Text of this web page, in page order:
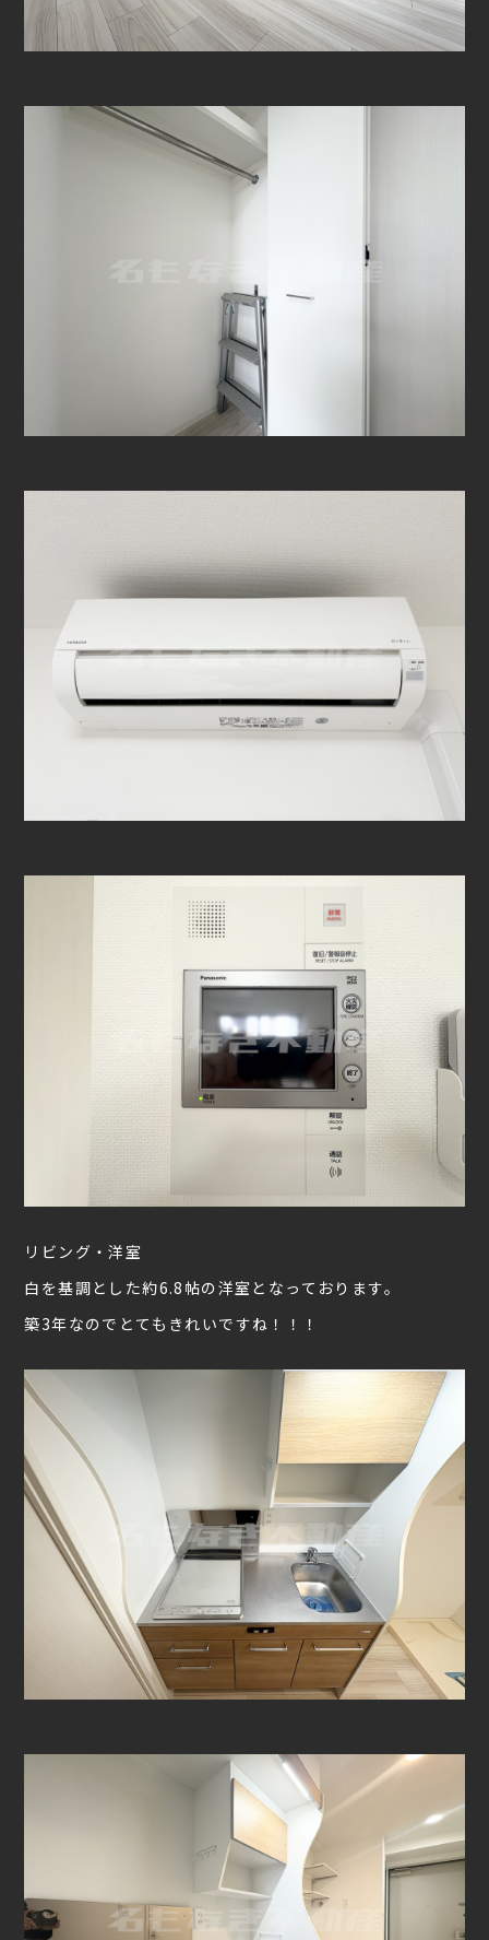
リビング・洋室
白を基調とした約6.8帖の洋室となっております。
築3年なのでとてもきれいですね！！！